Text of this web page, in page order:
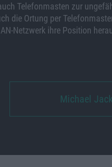
Telefonmasten zur
die Ortung per
Netzwerk ihre Position
Michael